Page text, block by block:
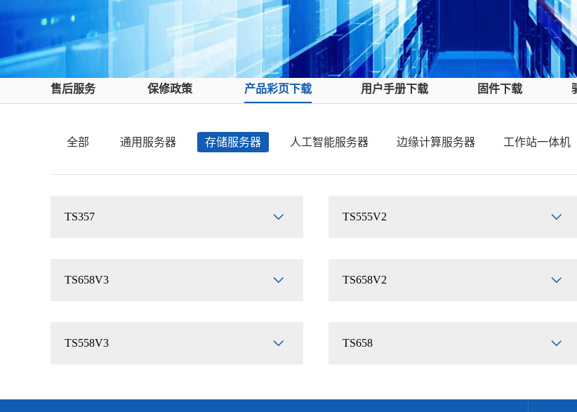
售后服务 保修政策 产品彩页下载 用户手册下载 固件下载
全部 通用服务器 存储服务器 人工智能服务器 边缘计算服务器 工作站一体机
TS357 TS555V2
TS658V3 TS658V2
TS558V3 TS658